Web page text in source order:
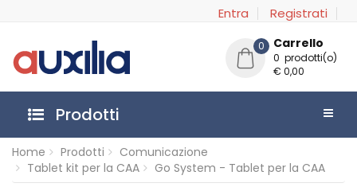
Entra Registrati
0 Carrello
0 prodotti(o)
€ 0,00
Prodotti
Home Prodotti
Comunicazione
Tablet kit per la CAA
Go System - Tablet per la CAA